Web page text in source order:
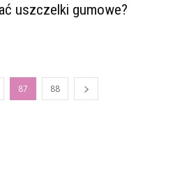
uszczelki gumowe?
87 88